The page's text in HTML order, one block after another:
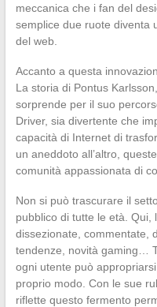
meccanica che i fan del
semplice due ruote diventa
del web.
Accanto a questa
La storia di Pontus
sorprende per il suo
Driver, sia divertente che
capacità di Internet di
un aneddoto all’altro,
comunità appassionata di
Non si può trascurare il
pubblico di tutte le età. Qui,
dissezionate, commentate,
tendenze, novità gaming…
ogni utente può
proprio modo. Con le sue
riflette questo fermento